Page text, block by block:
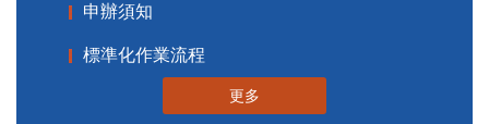
申辦須知
標準化作業流程
更多